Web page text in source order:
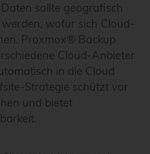
sollte geografisch
wofür sich Cloud-
Proxmox® Backup
Cloud-Anbieter
in die Cloud
Strategie schützt vor
und bietet